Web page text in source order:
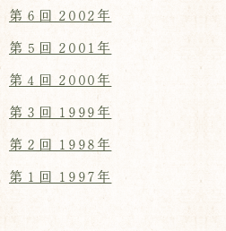
第６回 2002年
第５回 2001年
第４回 2000年
第３回 1999年
第２回 1998年
第１回 1997年